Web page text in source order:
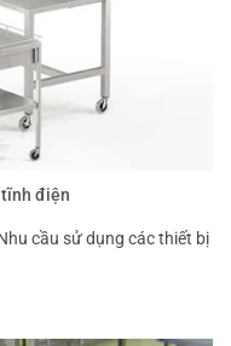
tĩnh điện
cầu sử dụng các thiết bị